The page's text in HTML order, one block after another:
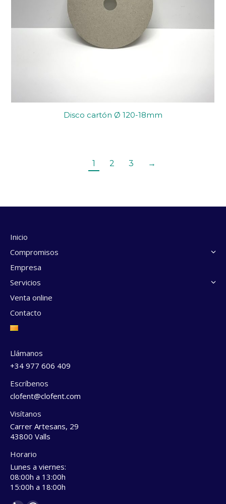
Disco cartón Ø 120-18mm
1 2 3 →
Inicio
Compromisos
Empresa
Servicios
Venta online
Contacto
Llámanos
+34 977 606 409
Escríbenos
clofent@clofent.com
Visítanos
Carrer Artesans, 29
43800 Valls
Horario
Lunes a viernes:
08:00h a 13:00h
15:00h a 18:00h